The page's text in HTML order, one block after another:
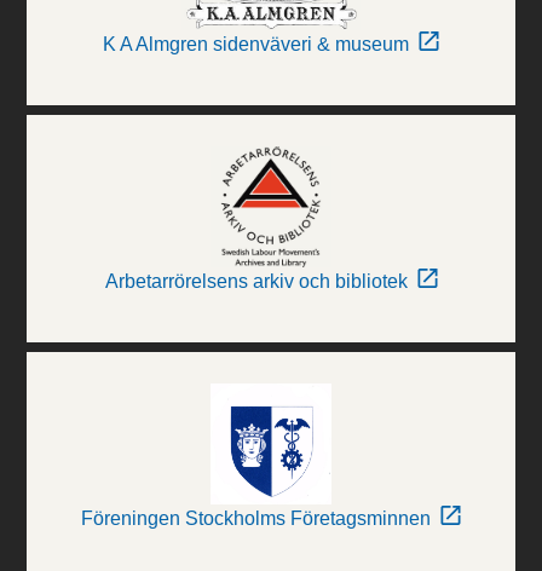
K A Almgren sidenväveri & museum
Arbetarrörelsens arkiv och bibliotek
Föreningen Stockholms Företagsminnen